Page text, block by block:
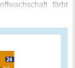
färbt
Eltern sich keine
Kids Plastidecor
Monaten können
ihre Kreativität